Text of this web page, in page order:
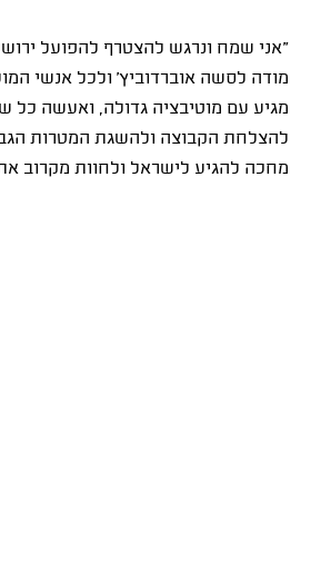
"אני שמח ונרגש להצטרף להפועל
מודה לסשה אוברדוביץ' ולכל אנשי
מגיע עם מוטיבציה גדולה, ואעשה כל
להצלחת הקבוצה ולהשגת המטרות
מחכה להגיע לישראל ולחוות מקרוב